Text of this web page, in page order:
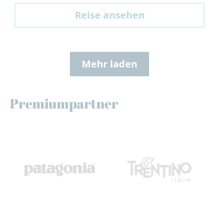
Reise ansehen
Mehr laden
Premiumpartner